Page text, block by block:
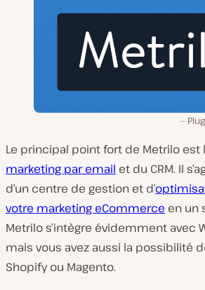
Le principal point fort de Metrilo
marketing par email et du CRM. Il
d’un centre de gestion et d’
votre marketing eCommerce en un
Metrilo s’intègre évidemment avec
mais vous avez aussi la possibilité
Shopify ou Magento.